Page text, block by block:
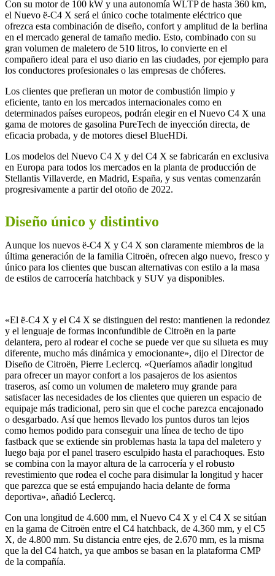
Con su motor de 100 kW y una autonomía WLTP de hasta 360 km,
el Nuevo ë-C4 X será el único coche totalmente eléctrico que
ofrezca esta combinación de diseño, confort y amplitud de la berlina
en el mercado general de tamaño medio. Esto, combinado con su
gran volumen de maletero de 510 litros, lo convierte en el
compañero ideal para el uso diario en las ciudades, por ejemplo para
los conductores profesionales o las empresas de chóferes.
Los clientes que prefieran un motor de combustión limpio y
eficiente, tanto en los mercados internacionales como en
determinados países europeos, podrán elegir en el Nuevo C4 X una
gama de motores de gasolina PureTech de inyección directa, de
eficacia probada, y de motores diesel BlueHDi.
Los modelos del Nuevo C4 X y del C4 X se fabricarán en exclusiva
en Europa para todos los mercados en la planta de producción de
Stellantis Villaverde, en Madrid, España, y sus ventas comenzarán
progresivamente a partir del otoño de 2022.
Diseño único y distintivo
Aunque los nuevos ë-C4 X y C4 X son claramente miembros de la
última generación de la familia Citroën, ofrecen algo nuevo, fresco y
único para los clientes que buscan alternativas con estilo a la masa
de estilos de carrocería hatchback y SUV ya disponibles.
«El ë-C4 X y el C4 X se distinguen del resto: mantienen la redondez
y el lenguaje de formas inconfundible de Citroën en la parte
delantera, pero al rodear el coche se puede ver que su silueta es muy
diferente, mucho más dinámica y emocionante», dijo el Director de
Diseño de Citroën, Pierre Leclercq. «Queríamos añadir longitud
para ofrecer un mayor confort a los pasajeros de los asientos
traseros, así como un volumen de maletero muy grande para
satisfacer las necesidades de los clientes que quieren un espacio de
equipaje más tradicional, pero sin que el coche parezca encajonado
o desgarbado. Así que hemos llevado los puntos duros tan lejos
como hemos podido para conseguir una línea de techo de tipo
fastback que se extiende sin problemas hasta la tapa del maletero y
luego baja por el panel trasero esculpido hasta el parachoques. Esto
se combina con la mayor altura de la carrocería y el robusto
revestimiento que rodea el coche para disimular la longitud y hacer
que parezca que se está empujando hacia delante de forma
deportiva», añadió Leclercq.
Con una longitud de 4.600 mm, el Nuevo C4 X y el C4 X se sitúan
en la gama de Citroën entre el C4 hatchback, de 4.360 mm, y el C5
X, de 4.800 mm. Su distancia entre ejes, de 2.670 mm, es la misma
que la del C4 hatch, ya que ambos se basan en la plataforma CMP
de la compañía.